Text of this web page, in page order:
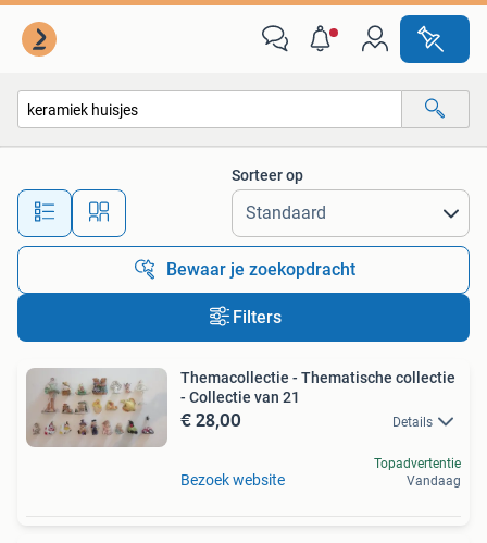
Alle afstanden…
Sorteer op
Bewaar je zoekopdracht
Filters
Themacollectie - Thematische collectie
- Collectie van 21
€ 28,00 Details
Bezoek website
Topadvertentie
Vandaag